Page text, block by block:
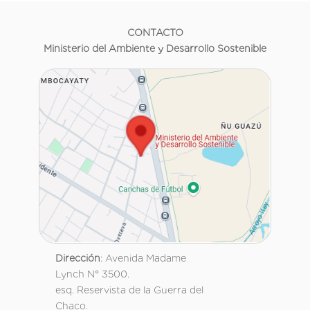
CONTACTO
Ministerio del Ambiente y Desarrollo Sostenible
Dirección: Avenida Madame
Lynch N° 3500.
esq. Reservista de la Guerra del
Chaco.